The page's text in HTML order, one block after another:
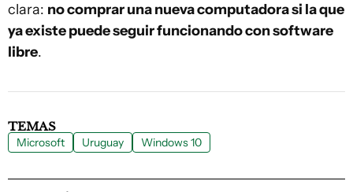
clara: no comprar una nueva computadora si la que
ya existe puede seguir funcionando con software
libre.
TEMAS
Microsoft Uruguay Windows 10